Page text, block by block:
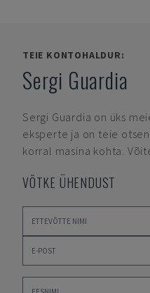
TEIE KONTOHALDUR:
Sergi Guardia
Sergi Guardia on üks
eksperte ja on teie
korral masina kohta.
VÕTKE ÜHENDUST